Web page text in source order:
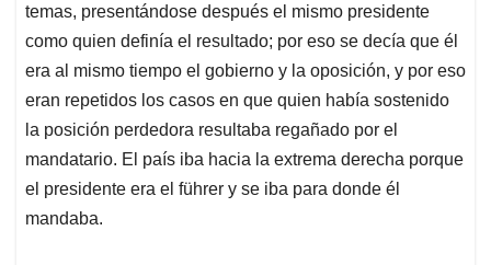
temas, presentándose después el mismo presidente
como quien definía el resultado; por eso se decía que él
era al mismo tiempo el gobierno y la oposición, y por eso
eran repetidos los casos en que quien había sostenido
la posición perdedora resultaba regañado por el
mandatario. El país iba hacia la extrema derecha porque
el presidente era el führer y se iba para donde él
mandaba.